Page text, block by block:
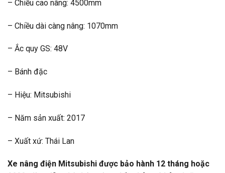
– Chiều cao nâng: 4500mm
– Chiều dài càng nâng: 1070mm
– Ắc quy GS: 48V
– Bánh đặc
– Hiệu: Mitsubishi
– Năm sản xuất: 2017
– Xuất xứ: Thái Lan
Xe nâng điện Mitsubishi được bảo hành 12 tháng hoặc